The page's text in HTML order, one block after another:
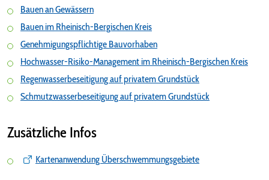
Bauen an Gewässern
Bauen im Rheinisch-Bergischen Kreis
Genehmigungspflichtige Bauvorhaben
Hochwasser-Risiko-Management im Rheinisch-Bergischen Kreis
Regenwasserbeseitigung auf privatem Grundstück
Schmutzwasserbeseitigung auf privatem Grundstück
Zusätzliche Infos
Kartenanwendung Überschwemmungsgebiete